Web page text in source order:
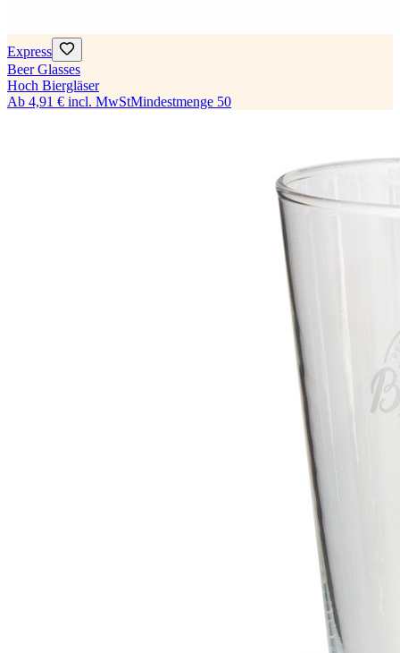
Express
Beer Glasses
Hoch Biergläser
Ab 4,91 € incl. MwStMindestmenge 50